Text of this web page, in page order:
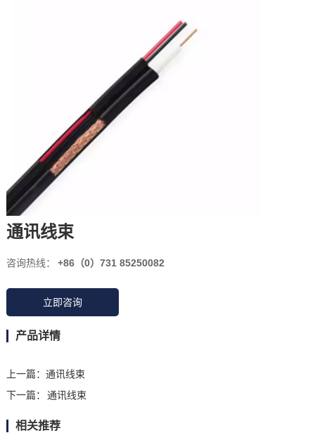
通讯线束
咨询热线： +86（0）731 85250082
立即咨询
产品详情
上一篇： 通讯线束
下一篇：
通讯线束
相关推荐